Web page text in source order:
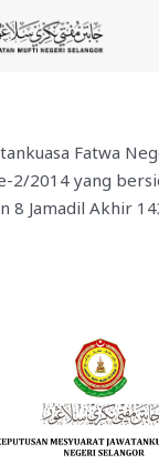
Fatwa
2/2014 yang
8 Jamadil Akhir